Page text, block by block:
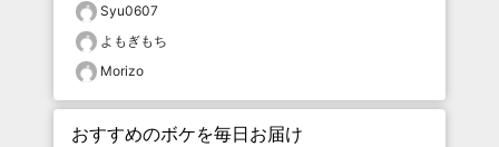
Syu0607
よもぎもち
Morizo
おすすめのボケを毎日お届け